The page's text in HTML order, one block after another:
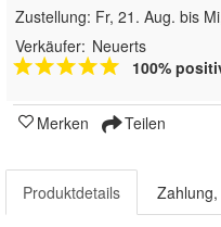
Zustellung: Fr, 21. Aug. bis
Verkäufer: Neuerts
100%
Merken Teilen
Produktdetails